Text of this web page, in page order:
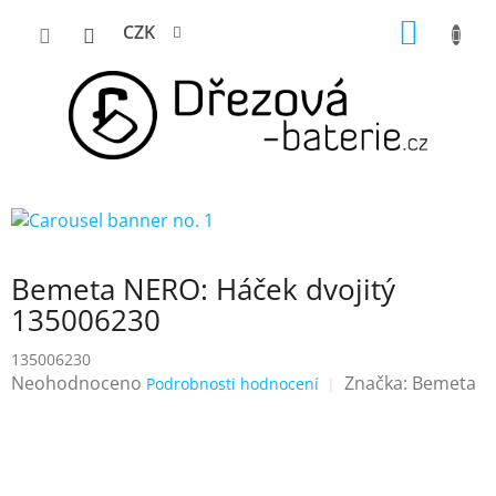
CZK
Bemeta NERO: Háček dvojitý
135006230
135006230
Průměrné
Neohodnoceno Podrobnosti hodnocení Značka: Bemeta